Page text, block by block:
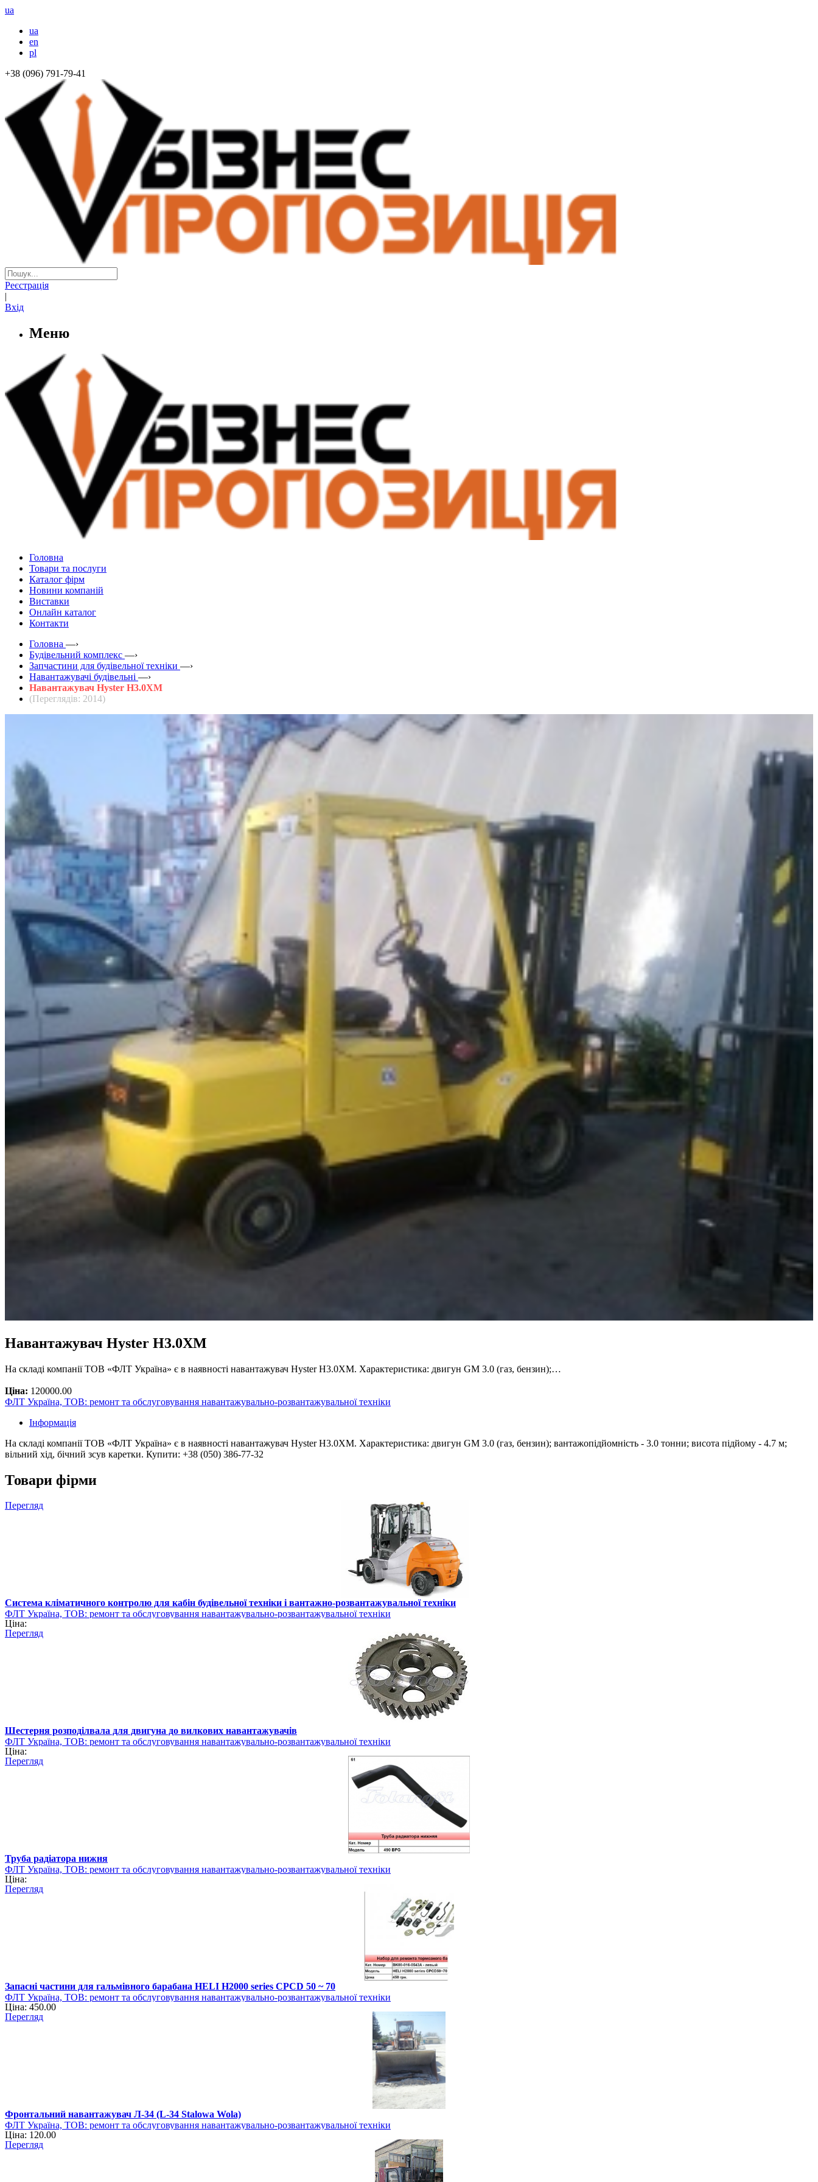
ua
ua
en
pl
+38 (096) 791-79-41
Реєстрація
|
Вхід
Меню
Головна
Товари та послуги
Каталог фірм
Новини компаній
Виставки
Онлайн каталог
Контакти
Головна —›
Будівельний комплекс —›
Запчастини для будівельної техніки —›
Навантажувачі будівельні —›
Навантажувач Hyster H3.0XM
(Переглядів: 2014)
Навантажувач Hyster H3.0XM
На складі компанії ТОВ «ФЛТ Україна» є в наявності навантажувач Hyster H3.0XM. Характеристика: двигун GM 3.0 (газ, бензин);…
Ціна: 120000.00
ФЛТ Україна, ТОВ: ремонт та обслуговування навантажувально-розвантажувальної техніки
Інформація
На складі компанії ТОВ «ФЛТ Україна» є в наявності навантажувач Hyster H3.0XM. Характеристика: двигун GM 3.0 (газ, бензин); вантажопідйомність - 3.0 тонни; висота підйому - 4.7 м;
вільний хід, бічний зсув каретки. Купити: +38 (050) 386-77-32
Товари фірми
Перегляд
Система кліматичного контролю для кабін будівельної техніки і вантажно-розвантажувальної техніки
ФЛТ Україна, ТОВ: ремонт та обслуговування навантажувально-розвантажувальної техніки
Ціна:
Перегляд
Шестерня розподілвала для двигуна до вилкових навантажувачів
ФЛТ Україна, ТОВ: ремонт та обслуговування навантажувально-розвантажувальної техніки
Ціна:
Перегляд
Труба радіатора нижня
ФЛТ Україна, ТОВ: ремонт та обслуговування навантажувально-розвантажувальної техніки
Ціна:
Перегляд
Запасні частини для гальмівного барабана HELI H2000 series CPCD 50 ~ 70
ФЛТ Україна, ТОВ: ремонт та обслуговування навантажувально-розвантажувальної техніки
Ціна: 450.00
Перегляд
Фронтальний навантажувач Л-34 (L-34 Stalowa Wola)
ФЛТ Україна, ТОВ: ремонт та обслуговування навантажувально-розвантажувальної техніки
Ціна: 120.00
Перегляд